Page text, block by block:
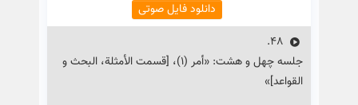
دانلود فایل صوتی
48.
جلسه چهل و هشت: «أمر (۱)، [قسمت الأمثلة، البحث و
القواعد]»